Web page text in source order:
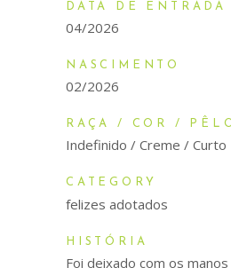
DATA DE ENTRADA
04/2026
NASCIMENTO
02/2026
RAÇA / COR /
Indefinido / Creme / Curto
CATEGORY
felizes adotados
HISTÓRIA
Foi deixado com os